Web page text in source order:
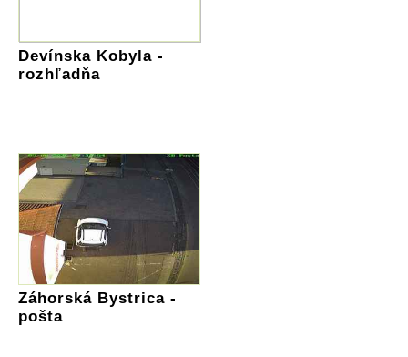
Devínska Kobyla -
rozhľadňa
Záhorská Bystrica -
pošta